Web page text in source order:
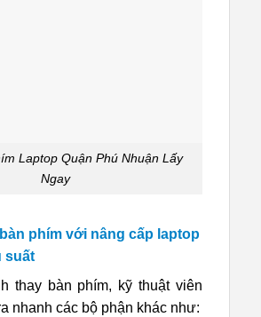
Laptop Quận Phú Nhuận Lấy
Ngay
phím với nâng cấp laptop
suất
thay bàn phím, kỹ thuật viên
nhanh các bộ phận khác như: